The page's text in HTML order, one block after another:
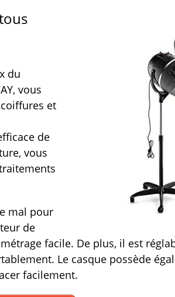
du
vous
et
de
vous
mal pour
de
facile. De plus, il est
Le casque possède
facilement.